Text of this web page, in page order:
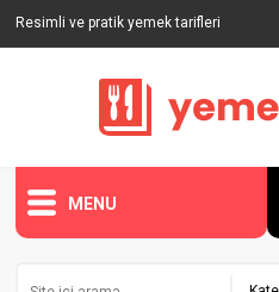
Resimli ve pratik yemek tarifleri
MENU